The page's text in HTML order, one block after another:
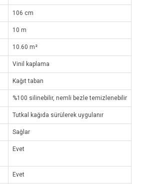
106 cm
10 m
10.60 m²
Vinil kaplama
Kağıt taban
%100 silinebilir, nemli bezle temizlenebilir
Tutkal kağıda sürülerek uygulanır
Sağlar
Evet
Evet